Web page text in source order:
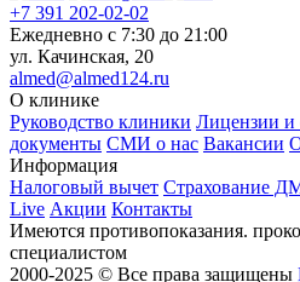
+7 391 202-02-02
Ежедневно c 7:30 до 21:00
ул. Качинская, 20
almed@almed124.ru
О клинике
Руководство клиники Лицензии и
документы СМИ о нас Вакансии
Информация
Налоговый вычет Страхование
Live Акции Контакты
Имеются противопоказания.
специалистом
2000-2025 © Все права защищены